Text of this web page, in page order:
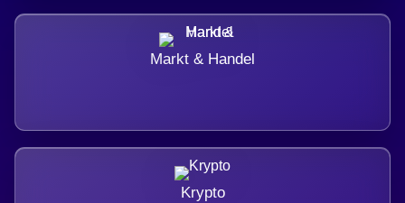
Markt & Handel
Krypto